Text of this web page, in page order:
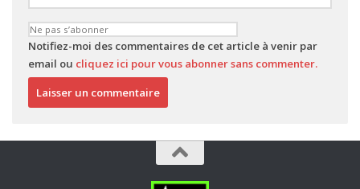
Notifiez-moi des commentaires de cet article à venir par
email ou cliquez ici pour vous abonner sans commenter.